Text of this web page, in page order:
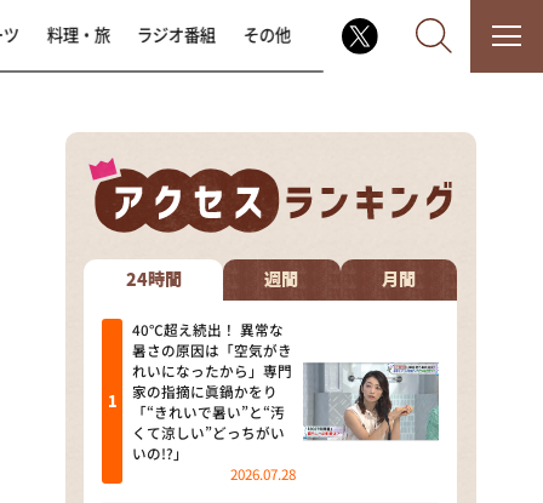
なるみ・岡村の過ぎるTV
相席食堂
これ余談なんですけど・・・
～人生密着トークバラエティ！
～ やすとものいたって真剣です
探偵！ナイトスクープ
料理・旅 ラジオ番組 その他
24時間 週間 月間
40℃超え続出！ 異常な
暑さの原因は「空気がき
れいになったから」専門
家の指摘に眞鍋かをり
「“きれいで暑い”と“汚
くて涼しい”どっちがい
いの!?」
2026.07.28